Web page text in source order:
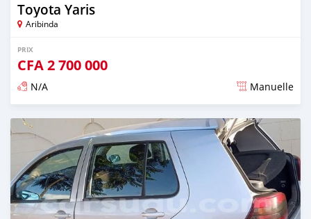
Toyota Yaris
Aribinda
PRIX
CFA2 700 000
N/A Manuelle
Publié il y a presque 6 ans